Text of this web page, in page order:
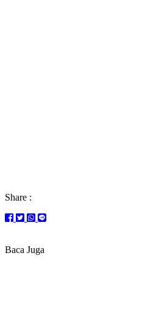
Share :
Baca Juga